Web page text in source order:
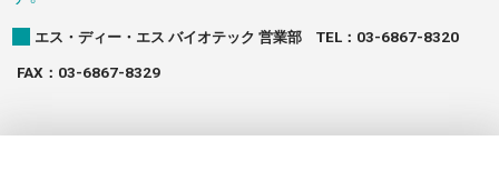
エス・ディー・エス バイオテック 営業部 TEL：03-6867-8320
FAX：03-6867-8329